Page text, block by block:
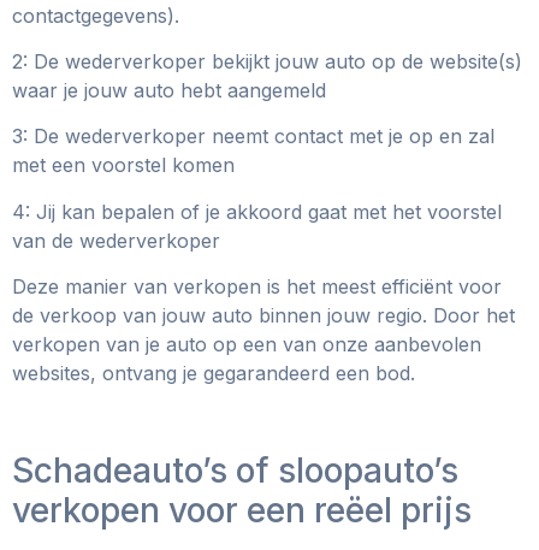
contactgegevens).
2: De wederverkoper bekijkt jouw auto op de website(s)
waar je jouw auto hebt aangemeld
3: De wederverkoper neemt contact met je op en zal
met een voorstel komen
4: Jij kan bepalen of je akkoord gaat met het voorstel
van de wederverkoper
Deze manier van verkopen is het meest efficiënt voor
de verkoop van jouw auto binnen jouw regio. Door het
verkopen van je auto op een van onze aanbevolen
websites, ontvang je gegarandeerd een bod.
Schadeauto’s of sloopauto’s
verkopen voor een reëel prijs